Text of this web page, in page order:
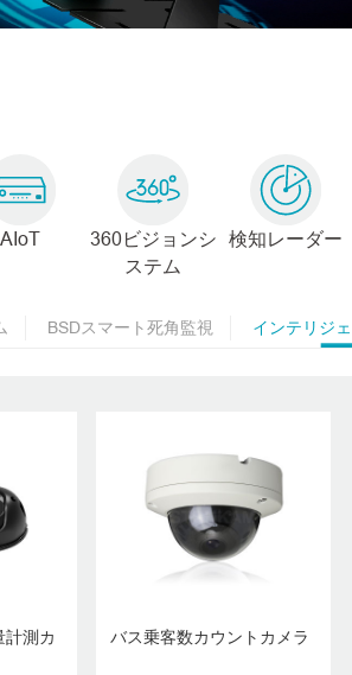
AIoT
360ビジョンシ
ステム
検知レーダー
BSDスマート死角監視 インテリジ
計測カ
バス乗客数カウントカメラ